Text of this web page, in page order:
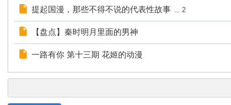
提起国漫，那些不得不说的代表性故事 ... 2
【盘点】秦时明月里面的男神
一路有你 第十三期 花姬的动漫